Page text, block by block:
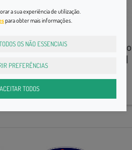
Sebium Bioderma
Micelar H2o 250ml
16,50€
a sua experiência de utilização.
para obter mais informações.
OS NÃO ESSENCIAIS
PREFERÊNCIAS
ACEITAR TODOS